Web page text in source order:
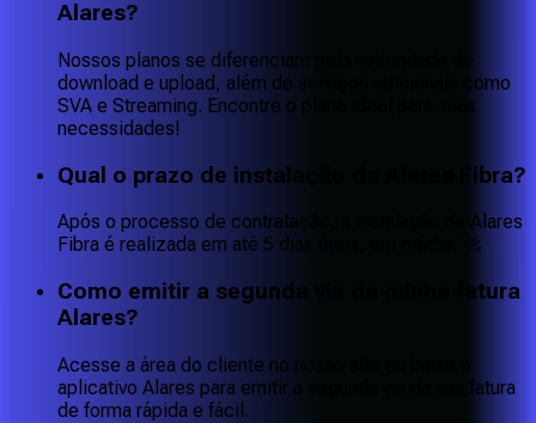
Alares?
Nossos planos se diferenciam pela velocidade de
download e upload, além de serviços adicionais como
SVA e Streaming. Encontre o plano ideal para suas
necessidades!
Qual o prazo de instalação da Alares Fibra?
Após o processo de contratação, a instalação da Alares
Fibra é realizada em até 5 dias úteis, em média. 🚀
Como emitir a segunda via da minha fatura
Alares?
Acesse a área do cliente no nosso site ou baixe o
aplicativo Alares para emitir a segunda via da sua fatura
de forma rápida e fácil.